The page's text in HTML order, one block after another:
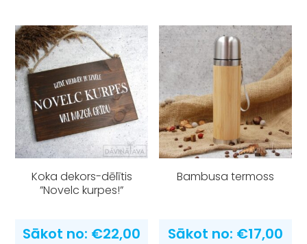
Koka dekors-dēlītis
”Novelc kurpes!”
Sākot no: €22,00
Bambusa termoss
Sākot no: €17,00